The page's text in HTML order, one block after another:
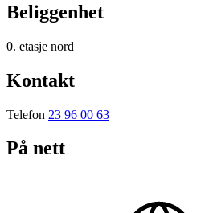
Beliggenhet
0. etasje nord
Kontakt
Telefon 23 96 00 63
På nett